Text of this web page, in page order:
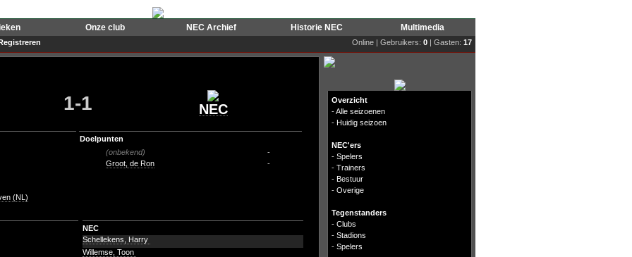
Onze club NEC Archief Historie NEC Multimedia
Online | Gebruikers: 0 | Gasten: 17
1-1 NEC
(NL)
Doelpunten
(onbekend)
-
Groot, de Ron
-
NEC
Schellekens, Harry
Willemse, Toon
Overzicht
-Alle seizoenen
- Huidig seizoen
NEC'ers
- Spelers
- Trainers
- Bestuur
- Overige
Tegenstanders
- Clubs
- Stadions
- Spelers